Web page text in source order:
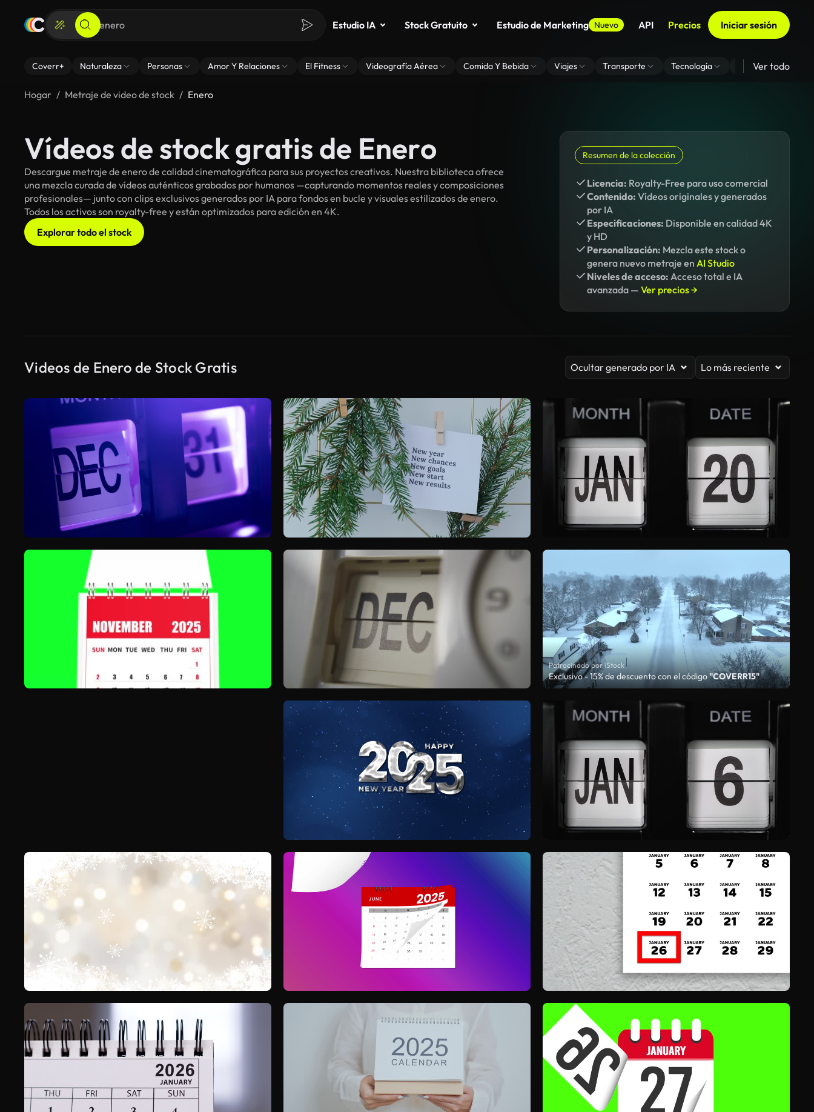
Estudio IA Stock Gratuito Estudio de Marketing Nuevo API Precios Iniciar sesión
Coverr+ Naturaleza Personas Amor Y Relaciones El Fitness Videografía Aérea Comida Y Bebida Viajes Transporte Tecnología Zoom De Fondo
Ver todo
Hogar Metraje de video de stock Enero
Vídeos de stock gratis de Enero
Descargue metraje de enero de calidad cinematográfica para sus proyectos creativos. Nuestra biblioteca ofrece
una mezcla curada de vídeos auténticos grabados por humanos —capturando momentos reales y composiciones
profesionales— junto con clips exclusivos generados por IA para fondos en bucle y visuales estilizados de enero.
Todos los activos son royalty-free y están optimizados para edición en 4K.
Explorar todo el stock
Resumen de la colección
Licencia: Royalty-Free para uso comercial
Contenido: Vídeos originales y generados
por IA
Especificaciones: Disponible en calidad 4K
y HD
Personalización: Mezcla este stock o
genera nuevo metraje en AI Studio
Niveles de acceso: Acceso total e IA
avanzada — Ver precios →
Videos de Enero de Stock Gratis Ocultar generado por IA Lo más reciente
Patrocinado por iStock
Exclusivo - 15% de descuento con el código"COVERR15"